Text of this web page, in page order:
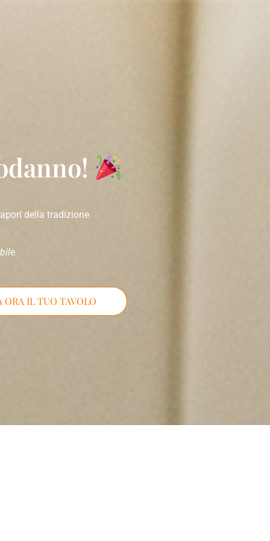
della tradizione
ORA IL TUO TAVOLO